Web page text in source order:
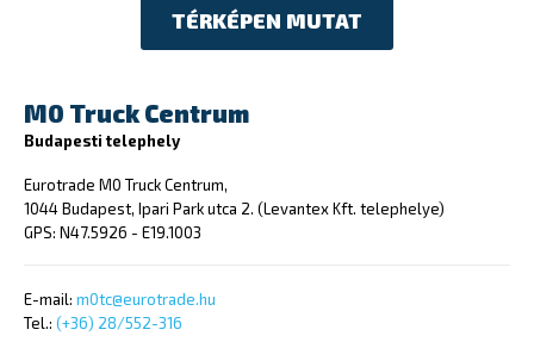
TÉRKÉPEN MUTAT
M0 Truck Centrum
Budapesti telephely
Eurotrade M0 Truck Centrum,
1044 Budapest, Ipari Park utca 2. (Levantex Kft. telephelye)
GPS: N47.5926 - E19.1003
E-mail: m0tc@eurotrade.hu
Tel.: (+36) 28/552-316